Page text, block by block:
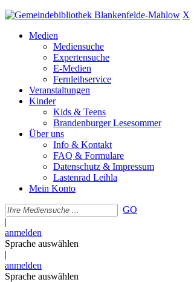
X
Medien
Mediensuche
Expertensuche
E-Medien
Fernleihservice
Veranstaltungen
Kinder
Kids & Teens
Brandenburger Lesesommer
Über uns
Info & Kontakt
FAQ & Formulare
Datenschutz & Impressum
Lastenrad Leihla
Mein Konto
GO
|
anmelden
Sprache auswählen
|
anmelden
Sprache auswählen